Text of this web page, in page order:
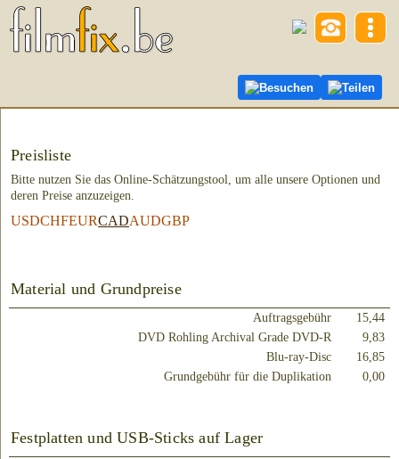
Besuchen Teilen
Preisliste
Bitte nutzen Sie das Online-Schätzungstool, um alle unsere Optionen und
deren Preise anzuzeigen.
USDCHFEURCADAUDGBP
Material und Grundpreise
Auftragsgebühr
15,44
DVD Rohling Archival Grade DVD-R
9,83
Blu-ray-Disc
16,85
Grundgebühr für die Duplikation
0,00
Festplatten und USB-Sticks auf Lager